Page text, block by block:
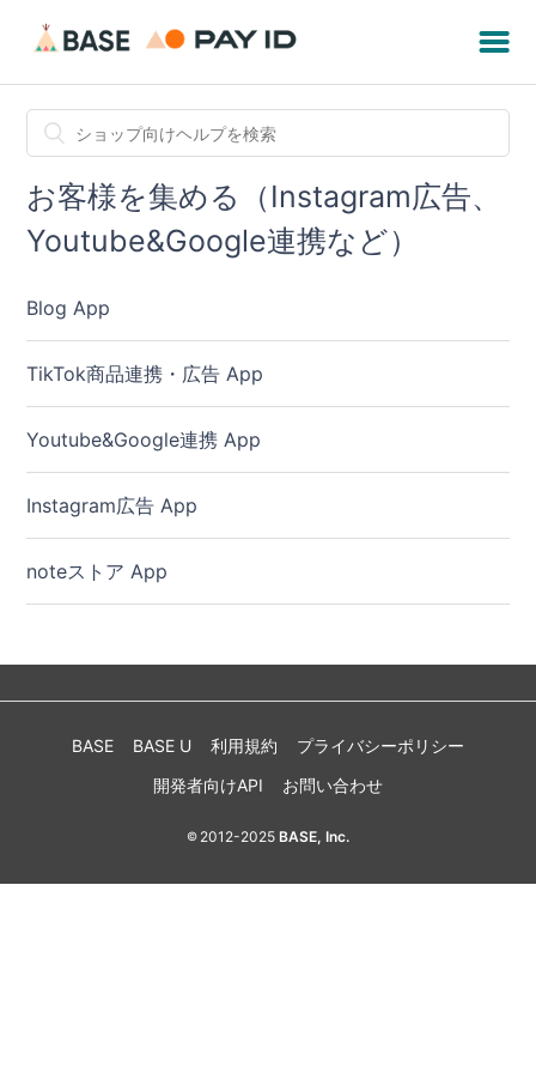
お客様を集める（Instagram広告、
Youtube&Google連携など）
Blog App
TikTok商品連携・広告 App
Youtube&Google連携 App
Instagram広告 App
noteストア App
BASE BASE U 利用規約
プライバシーポリシー
開発者向けAPI
お問い合わせ
© 2012-2025BASE, Inc.